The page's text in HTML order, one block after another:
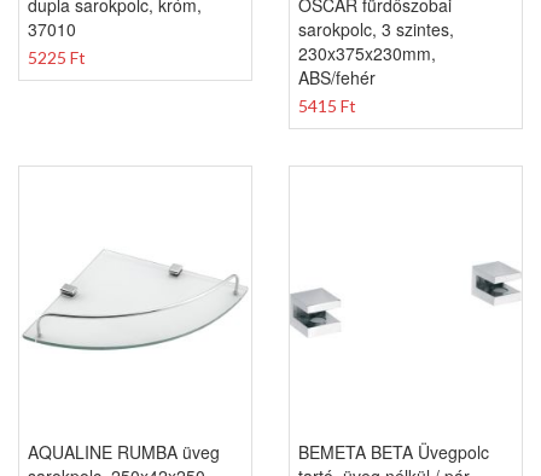
37010
5225 Ft
sarokpolc, 3 szintes,
230x375x230mm,
ABS/fehér
5415 Ft
AQUALINE RUMBA üveg
BEMETA BETA Üvegpolc